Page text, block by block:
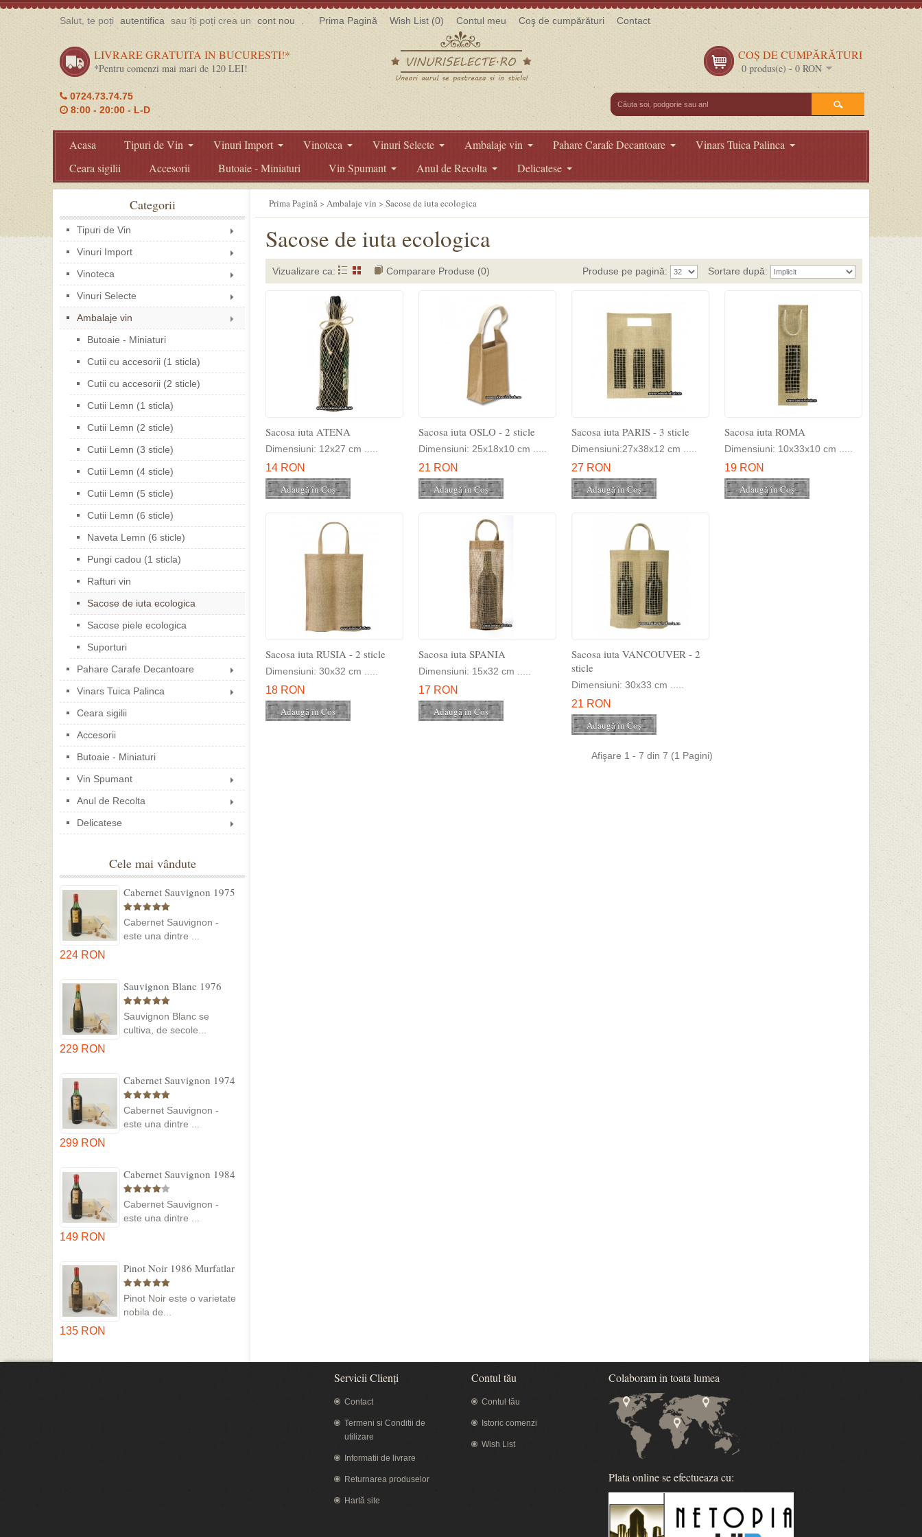
Salut, te poți autentifica sau îți poți crea un cont nou Prima Pagină Wish List (0) Contul meu Coş de cumpărături Contact
LIVRARE GRATUITA IN BUCURESTI!*
*Pentru comenzi mai mari de 120 LEI!
0724.73.74.75
8:00 - 20:00 - L-D
COŞ DE CUMPĂRĂTURI
0 produs(e) - 0 RON
Acasa Tipuri de Vin Vinuri Import Vinoteca Vinuri Selecte Ambalaje vin Pahare Carafe Decantoare
Vinars Tuica Palinca
Ceara sigilii
Accesorii Butoaie - Miniaturi Vin Spumant Anul de Recolta Delicatese
Categorii
Tipuri de Vin
Vinuri Import
Vinoteca
Vinuri Selecte
Ambalaje vin
Butoaie - Miniaturi
Cutii cu accesorii (1 sticla)
Cutii cu accesorii (2 sticle)
Cutii Lemn (1 sticla)
Cutii Lemn (2 sticle)
Cutii Lemn (3 sticle)
Cutii Lemn (4 sticle)
Cutii Lemn (5 sticle)
Cutii Lemn (6 sticle)
Naveta Lemn (6 sticle)
Pungi cadou (1 sticla)
Rafturi vin
Sacose de iuta ecologica
Sacose piele ecologica
Suporturi
Pahare Carafe Decantoare
Vinars Tuica Palinca
Ceara sigilii
Accesorii
Butoaie - Miniaturi
Vin Spumant
Anul de Recolta
Delicatese
Cele mai vândute
Cabernet Sauvignon 1975
Dealu Mare in cutie lemn
Cabernet Sauvignon -
este una dintre ...
224 RON
Sauvignon Blanc 1976
Cotesti in cutie lemn
Sauvignon Blanc se
cultiva, de secole...
229 RON
Cabernet Sauvignon 1974
Dealul Mare in cutie lemn
Cabernet Sauvignon -
este una dintre ...
299 RON
Cabernet Sauvignon 1984
Dealu Mare in cutie lemn
Cabernet Sauvignon -
este una dintre ...
149 RON
Pinot Noir 1986 Murfatlar
in cutie lemn
Pinot Noir este o varietate
nobila de...
135 RON
Prima Pagină > Ambalaje vin > Sacose de iuta ecologica
Sacose de iuta ecologica
Vizualizare ca: Comparare Produse (0) Sortare după:
Produse pe pagină:
Sacosa iuta ATENA
Dimensiuni: 12x27 cm .....
14 RON
Sacosa iuta OSLO - 2 sticle
Dimensiuni: 25x18x10 cm .....
21 RON
Sacosa iuta PARIS - 3 sticle
Dimensiuni:27x38x12 cm .....
27 RON
Sacosa iuta ROMA
Dimensiuni: 10x33x10 cm .....
19 RON
Sacosa iuta RUSIA - 2 sticle
Dimensiuni: 30x32 cm .....
18 RON
Sacosa iuta SPANIA
Dimensiuni: 15x32 cm .....
17 RON
Sacosa iuta VANCOUVER - 2
sticle
Dimensiuni: 30x33 cm .....
21 RON
Afişare 1 - 7 din 7 (1 Pagini)
Servicii Clienţi
Contact
Termeni si Conditii de
utilizare
Informatii de livrare
Returnarea produselor
Hartă site
Contul tău
Contul tău
Istoric comenzi
Wish List
Colaboram in toata lumea
Plata online se efectueaza cu: